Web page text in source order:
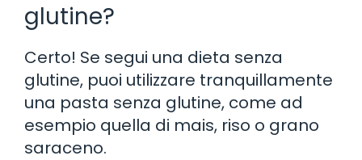
glutine?
Certo! Se segui una dieta senza
glutine, puoi utilizzare tranquillamente
una pasta senza glutine, come ad
esempio quella di mais, riso o grano
saraceno.